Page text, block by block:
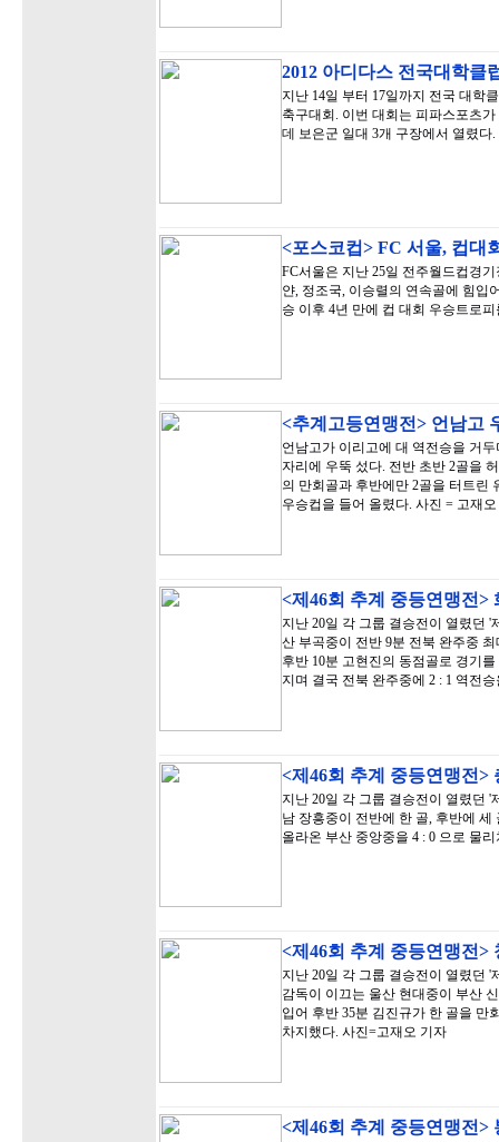
2012 아디다스 전국대학클
지난 14일 부터 17일까지 전국 대학
축구대회. 이번 대회는 피파스포츠
데 보은군 일대 3개 구장에서 열렸다.
<포스코컵> FC 서울, 컵대
FC서울은 지난 25일 전주월드컵경
얀, 정조국, 이승렬의 연속골에 힘입
승 이후 4년 만에 컵 대회 우승트로
<추계고등연맹전> 언남고
언남고가 이리고에 대 역전승을 거
자리에 우뚝 섰다. 전반 초반 2골을
의 만회골과 후반에만 2골을 터트린
우승컵을 들어 올렸다. 사진 = 고재
<제46회 추계 중등연맹전>
지난 20일 각 그룹 결승전이 열렸던
산 부곡중이 전반 9분 전북 완주중
후반 10분 고현진의 동점골로 경기
지며 결국 전북 완주중에 2 : 1 역전
<제46회 추계 중등연맹전>
지난 20일 각 그룹 결승전이 열렸던
남 장흥중이 전반에 한 골, 후반에
올라온 부산 중앙중을 4 : 0 으로 물
<제46회 추계 중등연맹전>
지난 20일 각 그룹 결승전이 열렸던
감독이 이끄는 울산 현대중이 부산
입어 후반 35분 김진규가 한 골을 만
차지했다. 사진=고재오 기자
<제46회 추계 중등연맹전>